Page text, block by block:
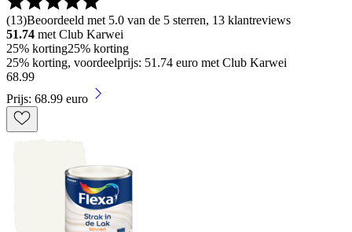
(13)Beoordeeld met 5.0 van de 5 sterren, 13 klantreviews
51.74 met Club Karwei
25% korting25% korting
25% korting, voordeelprijs: 51.74 euro met Club Karwei
68.99
Prijs: 68.99 euro